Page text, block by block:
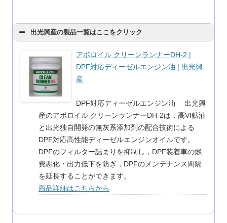
出光興産の製品一覧はここをクリック
アポロイル クリーンランナーDH-2 |
DPF対応ディーゼルエンジン油 | 出光興
産
DPF対応ディーゼルエンジン油 出光興
産のアポロイル クリーンランナーDH-2は，高VI鉱油
と出光独自開発の無灰系添加剤の配合技術による
DPF対応高性能ディーゼルエンジンオイルです。
DPFのフィルター詰まりを抑制し，DPF装着車の燃
費悪化・出力低下を防ぎ，DPFのメンテナンス間隔
を延長することができます。
商品詳細はこちらから